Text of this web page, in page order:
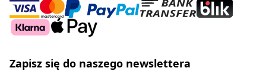
Zapisz się do naszego newslettera